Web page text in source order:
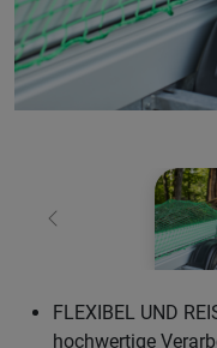
Zurück
FLEXIBEL UND
hochwertige